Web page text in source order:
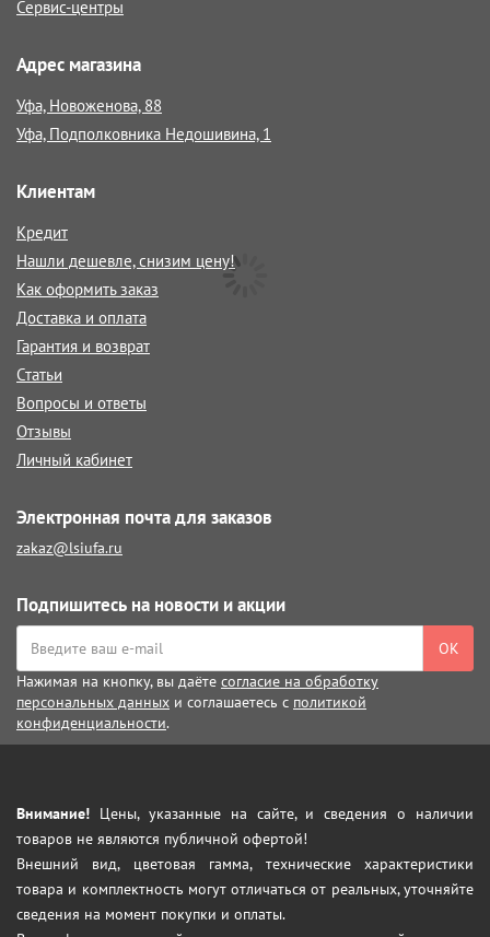
Сервис-центры
Адрес магазина
Уфа, Новоженова, 88
Уфа, Подполковника Недошивина, 1
Клиентам
Кредит
Нашли дешевле, снизим цену!
Как оформить заказ
Доставка и оплата
Гарантия и возврат
Статьи
Вопросы и ответы
Отзывы
Личный кабинет
Электронная почта для заказов
zakaz@lsiufa.ru
Подпишитесь на новости и акции
ОК
Нажимая на кнопку, вы даёте согласие на обработку
персональных данных и соглашаетесь с политикой
конфиденциальности.
Внимание! Цены, указанные на сайте, и сведения о наличии
товаров не являются публичной офертой!
Внешний вид, цветовая гамма, технические характеристики
товара и комплектность могут отличаться от реальных, уточняйте
сведения на момент покупки и оплаты.